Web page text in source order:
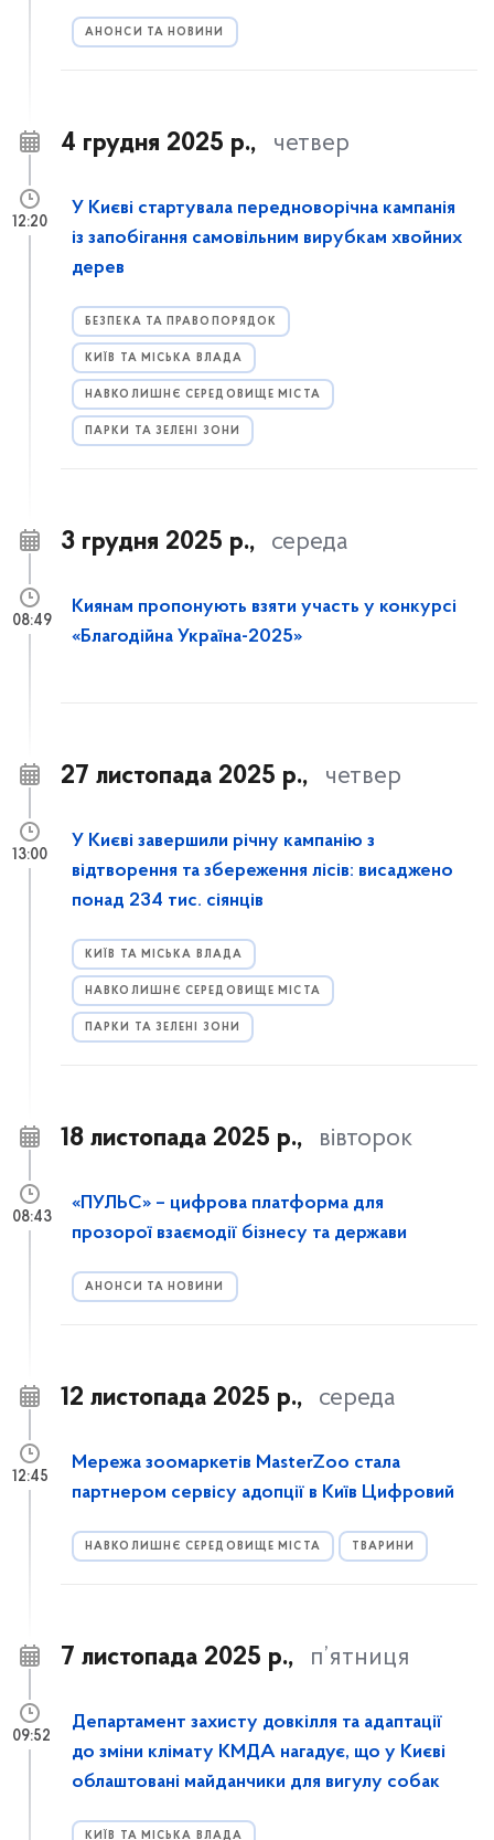
АНОНСИ ТА НОВИНИ
4 грудня 2025 р., четвер
У Києві стартувала передноворічна кампанія
із запобігання самовільним вирубкам хвойних
дерев
БЕЗПЕКА ТА ПРАВОПОРЯДОК
КИЇВ ТА МІСЬКА ВЛАДА
НАВКОЛИШНЄ СЕРЕДОВИЩЕ МІСТА
ПАРКИ ТА ЗЕЛЕНІ ЗОНИ
12:20
3 грудня 2025 р., середа
Киянам пропонують взяти участь у конкурсі
«Благодійна Україна-2025»
08:49
27 листопада 2025 р., четвер
У Києві завершили річну кампанію з
відтворення та збереження лісів: висаджено
понад 234 тис. сіянців
КИЇВ ТА МІСЬКА ВЛАДА
НАВКОЛИШНЄ СЕРЕДОВИЩЕ МІСТА
ПАРКИ ТА ЗЕЛЕНІ ЗОНИ
13:00
18 листопада 2025 р., вівторок
«ПУЛЬС» – цифрова платформа для
прозорої взаємодії бізнесу та держави
АНОНСИ ТА НОВИНИ
08:43
12 листопада 2025 р., середа
Мережа зоомаркетів MasterZoo стала
партнером сервісу адопції в Київ Цифровий
НАВКОЛИШНЄ СЕРЕДОВИЩЕ МІСТА ТВАРИНИ
12:45
7 листопада 2025 р., п’ятниця
Департамент захисту довкілля та адаптації
до зміни клімату КМДА нагадує, що у Києві
облаштовані майданчики для вигулу собак
КИЇВ ТА МІСЬКА ВЛАДА
09:52